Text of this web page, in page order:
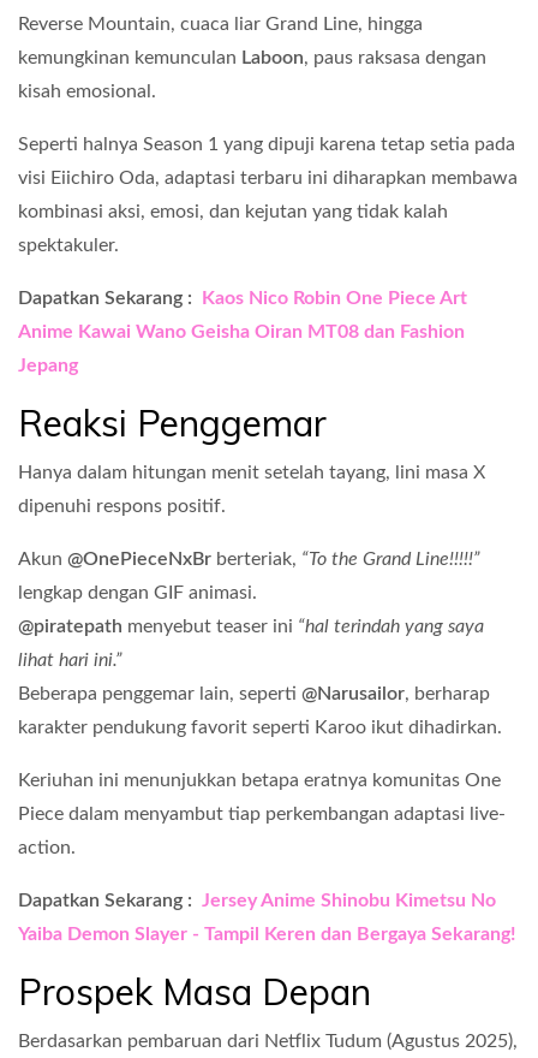
Reverse Mountain, cuaca liar Grand Line, hingga
kemungkinan kemunculan Laboon, paus raksasa dengan
kisah emosional.
Seperti halnya Season 1 yang dipuji karena tetap setia pada
visi Eiichiro Oda, adaptasi terbaru ini diharapkan membawa
kombinasi aksi, emosi, dan kejutan yang tidak kalah
spektakuler.
Dapatkan Sekarang :
Kaos Nico Robin One Piece Art
Anime Kawai Wano Geisha Oiran MT08 dan Fashion
Jepang
Reaksi Penggemar
Hanya dalam hitungan menit setelah tayang, lini masa X
dipenuhi respons positif.
Akun @OnePieceNxBr berteriak, “To the Grand Line!!!!!”
lengkap dengan GIF animasi.
@piratepath menyebut teaser ini “hal terindah yang saya
lihat hari ini.”
Beberapa penggemar lain, seperti @Narusailor, berharap
karakter pendukung favorit seperti Karoo ikut dihadirkan.
Keriuhan ini menunjukkan betapa eratnya komunitas One
Piece dalam menyambut tiap perkembangan adaptasi live-
action.
Dapatkan Sekarang : Jersey Anime Shinobu Kimetsu No
Yaiba Demon Slayer - Tampil Keren dan Bergaya Sekarang!
Prospek Masa Depan
Berdasarkan pembaruan dari Netflix Tudum (Agustus 2025),